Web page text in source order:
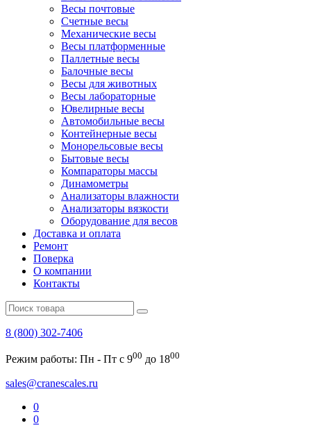
Весы почтовые
Счетные весы
Механические весы
Весы платформенные
Паллетные весы
Балочные весы
Весы для животных
Весы лабораторные
Ювелирные весы
Автомобильные весы
Контейнерные весы
Монорельсовые весы
Бытовые весы
Компараторы массы
Динамометры
Анализаторы влажности
Анализаторы вязкости
Оборудование для весов
Доставка и оплата
Ремонт
Поверка
О компании
Контакты
8 (800) 302-7406
Режим работы: Пн - Пт с 900 до 1800
sales@cranescales.ru
0
0